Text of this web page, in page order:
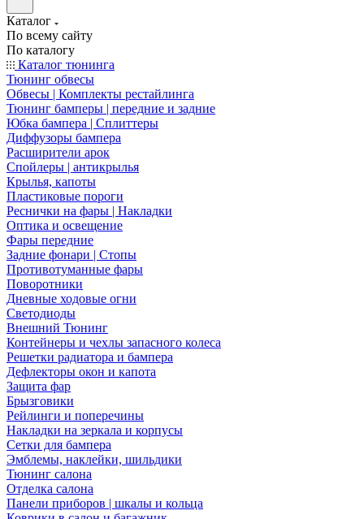
Каталог
По всему сайту
По каталогу
Каталог тюнинга
Тюнинг обвесы
Обвесы | Комплекты рестайлинга
Тюнинг бамперы | передние и задние
Юбка бампера | Сплиттеры
Диффузоры бампера
Расширители арок
Спойлеры | антикрылья
Крылья, капоты
Пластиковые пороги
Реснички на фары | Накладки
Оптика и освещение
Фары передние
Задние фонари | Стопы
Противотуманные фары
Поворотники
Дневные ходовые огни
Светодиоды
Внешний Тюнинг
Контейнеры и чехлы запасного колеса
Решетки радиатора и бампера
Дефлекторы окон и капота
Защита фар
Брызговики
Рейлинги и поперечины
Накладки на зеркала и корпусы
Сетки для бампера
Эмблемы, наклейки, шильдики
Тюнинг салона
Отделка салона
Панели приборов | шкалы и кольца